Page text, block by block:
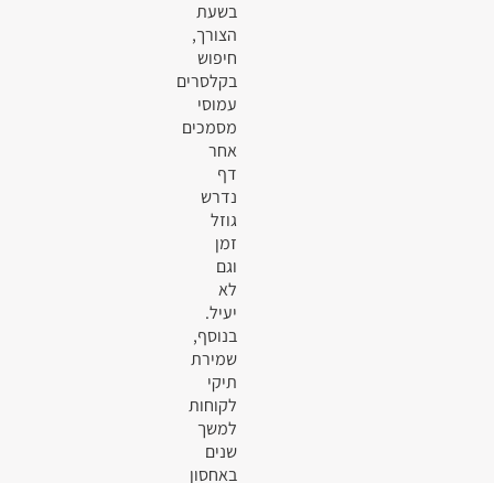
בשעת
הצורך,
חיפוש
בקלסרים
עמוסי
מסמכים
אחר
דף
נדרש
גוזל
זמן
וגם
לא
יעיל.
בנוסף,
שמירת
תיקי
לקוחות
למשך
שנים
באחסון